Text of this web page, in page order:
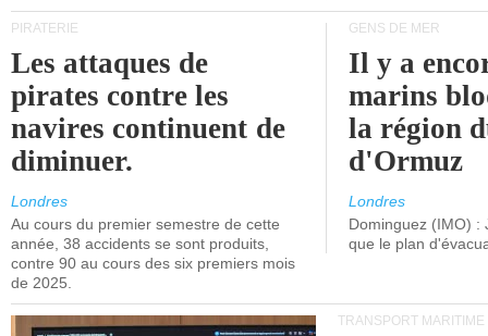
PIRATERIE
Les attaques de
pirates contre les
navires continuent de
diminuer.
Londres
Au cours du premier semestre de cette
année, 38 accidents se sont produits,
contre 90 au cours des six premiers mois
de 2025.
GENS DE MER
Il y a
marins
la région
d'Ormuz
Londres
Dominguez (IMO) :
que le plan
TRANSPORT MARITIME